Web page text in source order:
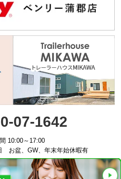
07-1642
10:00～17:00
お盆、GW、年末年始休暇有